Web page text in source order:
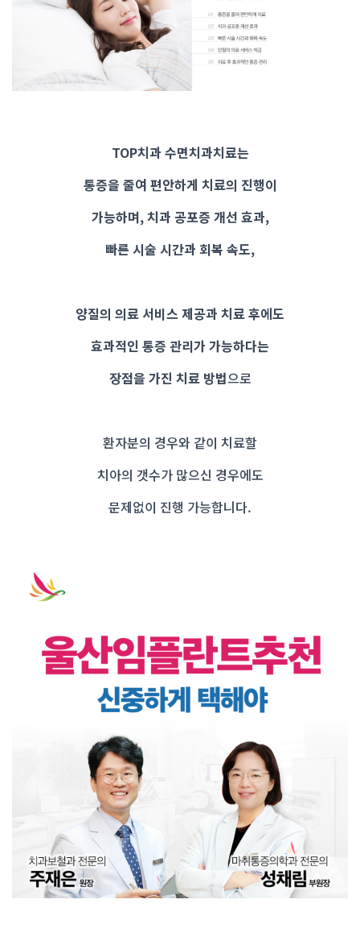
TOP치과 수면치과치료는
통증을 줄여 편안하게 치료의 진행이
가능하며, 치과 공포증 개선 효과,
빠른 시술 시간과 회복 속도,
양질의 의료 서비스 제공과 치료 후에도
효과적인 통증 관리가 가능하다는
장점을 가진 치료 방법으로
환자분의 경우와 같이 치료할
치아의 갯수가 많으신 경우에도
문제없이 진행 가능합니다.